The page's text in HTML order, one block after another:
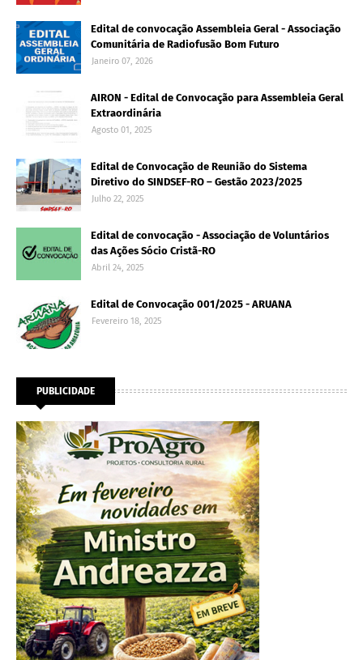
Edital de convocação Assembleia Geral - Associação
Comunitária de Radiofusão Bom Futuro
Janeiro 07, 2026
AIRON - Edital de Convocação para Assembleia Geral
Extraordinária
Agosto 01, 2025
Edital de Convocação de Reunião do Sistema
Diretivo do SINDSEF-RO – Gestão 2023/2025
Julho 22, 2025
Edital de convocação - Associação de Voluntários
das Ações Sócio Cristã-RO
Abril 24, 2025
Edital de Convocação 001/2025 - ARUANA
Fevereiro 18, 2025
PUBLICIDADE